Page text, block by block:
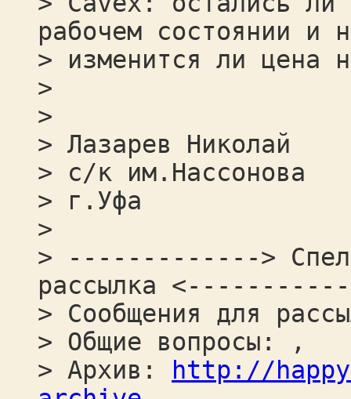
рабочем состоянии и
> изменится ли цена
>
>
> Лазарев Николай
> с/к им.Нассонова
> г.Уфа
>
> ------------->
рассылка
> Сообщения для
> Общие вопросы: ,
> Архив:
http://